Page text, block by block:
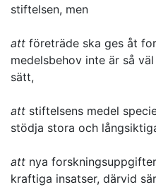
stiftelsen, men
att företräde ska ges åt
medelsbehov inte är så
sätt,
att stiftelsens medel
stödja stora och
att nya
kraftiga insatser, därvid